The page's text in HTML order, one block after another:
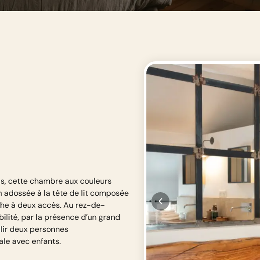
cette chambre aux couleurs
adossée à la tête de lit composée
à deux accès. Au rez-de-
par la présence d’un grand
deux personnes
avec enfants.